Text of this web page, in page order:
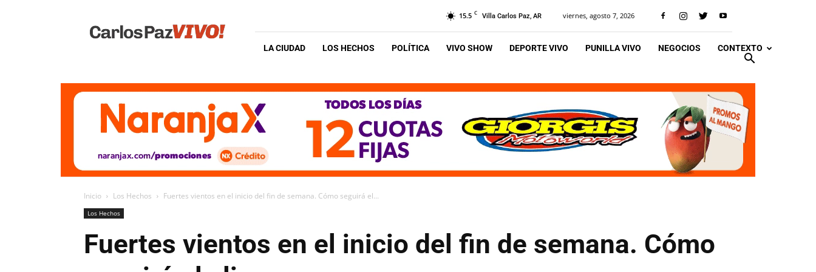
Vivo
15.5 C Villa Carlos Paz, AR viernes, agosto 7, 2026
LA CIUDAD LOS HECHOS POLÍTICA VIVO SHOW DEPORTE VIVO PUNILLA VIVO NEGOCIOS CONTEXTO
Inicio Los Hechos Fuertes vientos en el inicio del fin de semana. Cómo seguirá el...
Los Hechos
Fuertes vientos en el inicio del fin de semana. Cómo